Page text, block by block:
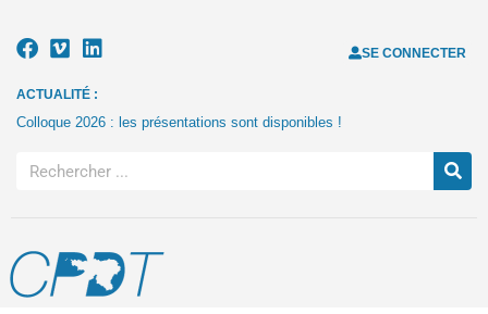
SE CONNECTER
ACTUALITÉ :
Colloque 2026 : les présentations sont disponibles !